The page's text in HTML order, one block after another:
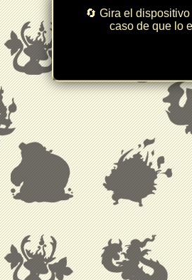
🔄 Gira el
caso de que lo